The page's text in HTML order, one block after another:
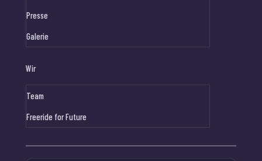
Presse
Galerie
Wir
Team
Freeride for Future